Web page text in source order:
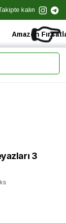
kalın
👉
Amazon
3